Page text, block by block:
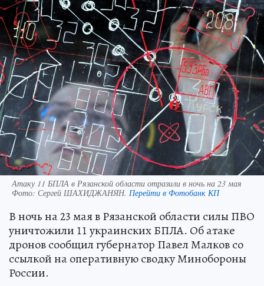
Атаку 11 БПЛА в Рязанской области отразили в ночь на 23 мая
Фото: Сергей ШАХИДЖАНЯН. Перейти в Фотобанк КП
В ночь на 23 мая в Рязанской области силы ПВО
уничтожили 11 украинских БПЛА. Об атаке
дронов сообщил губернатор Павел Малков со
ссылкой на оперативную сводку Минобороны
России.